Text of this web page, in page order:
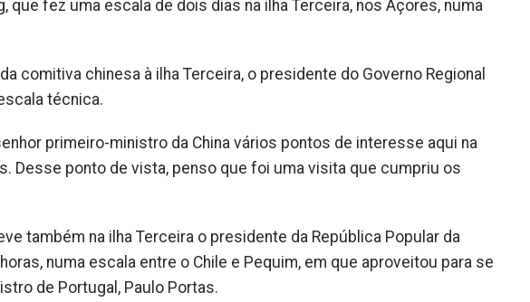
que fez uma escala de dois dias na ilha Terceira, nos Açores, numa
comitiva chinesa à ilha Terceira, o presidente do Governo Regional
técnica.
primeiro-ministro da China vários pontos de interesse aqui na
Desse ponto de vista, penso que foi uma visita que cumpriu os
também na ilha Terceira o presidente da República Popular da
numa escala entre o Chile e Pequim, em que aproveitou para se
de Portugal, Paulo Portas.